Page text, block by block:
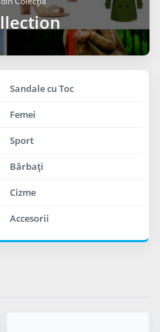
Sandale cu Toc
Femei
Sport
Bărbaţi
Cizme
Accesorii